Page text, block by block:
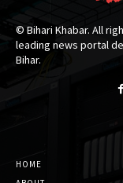
© Bihari Khabar. All
leading news portal
Bihar.
HOME